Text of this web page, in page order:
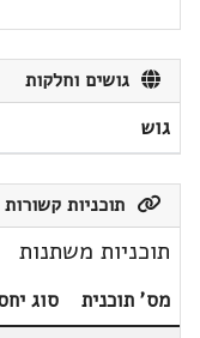
גושים וחלקות
גוש
תוכניות קשורות
תוכניות משתנות
מס' תוכנית סוג